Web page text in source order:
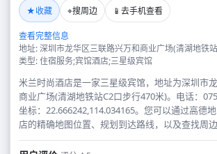
★收藏 ⌖搜周边 📱 去手机查看
查看完整信息
地址: 深圳市龙华区三联路兴万和商业广场(清湖地铁
类型: 住宿服务;宾馆酒店;三星级宾馆
米兰时尚酒店是一家三星级宾馆，地址为深圳市
商业广场(清湖地铁站C2口步行470米)。电话：
坐标：22.666242,114.034165。您可以通过高德
店的精确地图位置、规划到达路线，以及查找周边